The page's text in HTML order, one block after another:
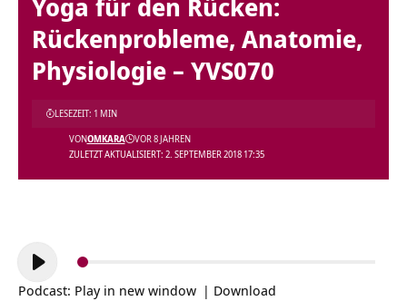
Yoga für den Rücken:
Rückenprobleme, Anatomie,
Physiologie – YVS070
ZULETZT AKTUALISIERT: 2. SEPTEMBER 2018 17:35
VONOMKARA VOR 8 JAHREN
LESEZEIT: 1 MIN
Audio-
Player
Podcast: Play in new window | Download